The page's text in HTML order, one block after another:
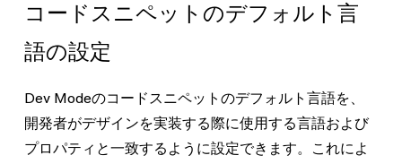
コードスニペットのデフォルト言
語の設定
Dev Modeのコードスニペットのデフォルト言語を、
開発者がデザインを実装する際に使用する言語および
プロパティと一致するように設定できます。これによ